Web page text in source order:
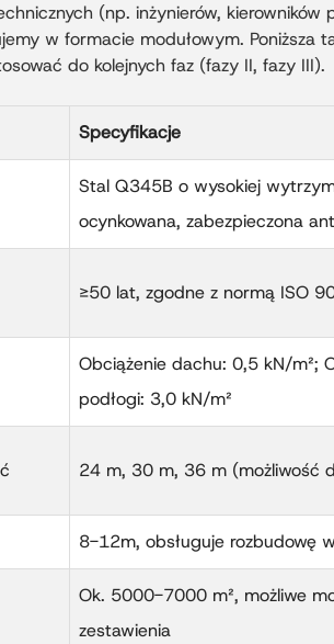
(np. inżynierów,
w formacie modułowym.
do kolejnych faz (fazy II, fazy III).
Specyfikacje
Stal Q345B o wysokiej
ocynkowana, zabezpieczona
≥50 lat, zgodne z normą ISO
Obciążenie dachu: 0,5 kN/m²;
podłogi: 3,0 kN/m²
24 m, 30 m, 36 m (możliwość
8-12m, obsługuje rozbudowę
Ok. 5000-7000 m², możliwe
zestawienia